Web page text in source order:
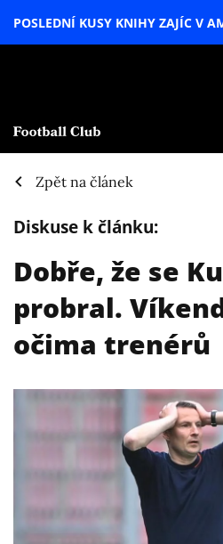
POSLEDNÍ KUSY KNIHY ZAJÍC V
Zpět na článek
Diskuse k článku:
Dobře, že se
probral.
očima trenérů